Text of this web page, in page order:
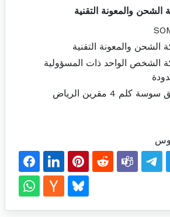
والمعونة التقنية
الشحن والمعونة التقنية
الشخص الواحد ذات المسؤولية
كلم 4 مقرين الرياض